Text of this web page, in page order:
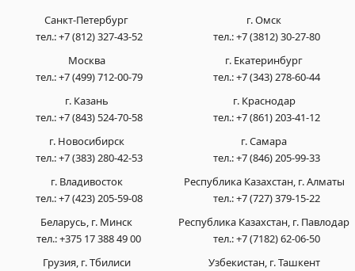
Санкт-Петербург
тел.:+7 (812) 327-43-52
Москва
тел.:+7 (499) 712-00-79
г. Казань
тел.:+7 (843) 524-70-58
г. Новосибирск
тел.:+7 (383) 280-42-53
г. Омск
тел.:+7 (3812) 30-27-80
г. Екатеринбург
тел.:+7 (343) 278-60-44
г. Краснодар
тел.:+7 (861) 203-41-12
г. Самара
тел.:+7 (846) 205-99-33
г. Владивосток
тел.:+7 (423) 205-59-08
Беларусь, г. Минск
тел.:+375 17 388 49 00
Грузия, г. Тбилиси
Республика Казахстан, г. Алматы
тел.:+7 (727) 379-15-22
Республика Казахстан, г. Павлодар
тел.:+7 (7182) 62-06-50
Узбекистан, г. Ташкент